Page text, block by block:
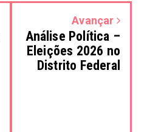
Avançar
Análise Política –
Eleições 2026 no
Distrito Federal